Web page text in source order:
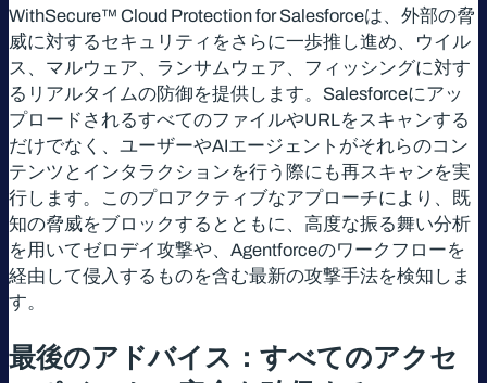
WithSecure™ Cloud Protection for Salesforceは、外部の脅
威に対するセキュリティをさらに一歩推し進め、ウイル
ス、マルウェア、ランサムウェア、フィッシングに対す
るリアルタイムの防御を提供します。Salesforceにアッ
プロードされるすべてのファイルやURLをスキャンする
だけでなく、ユーザーやAIエージェントがそれらのコン
テンツとインタラクションを行う際にも再スキャンを実
行します。このプロアクティブなアプローチにより、既
知の脅威をブロックするとともに、高度な振る舞い分析
を用いてゼロデイ攻撃や、Agentforceのワークフローを
経由して侵入するものを含む最新の攻撃手法を検知しま
す。
最後のアドバイス：すべてのアクセ